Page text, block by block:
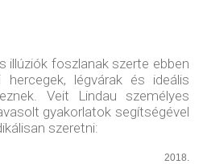
illúziók foszlanak szerte ebben
légvárak és ideális
Veit Lindau személyes
gyakorlatok segítségével
szeretni:
2018.